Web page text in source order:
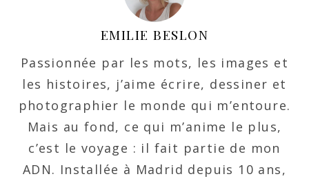
EMILIE BESLON
Passionnée par les mots, les images et
les histoires, j’aime écrire, dessiner et
photographier le monde qui m’entoure.
Mais au fond, ce qui m’anime le plus,
c’est le voyage : il fait partie de mon
ADN. Installée à Madrid depuis 10 ans,